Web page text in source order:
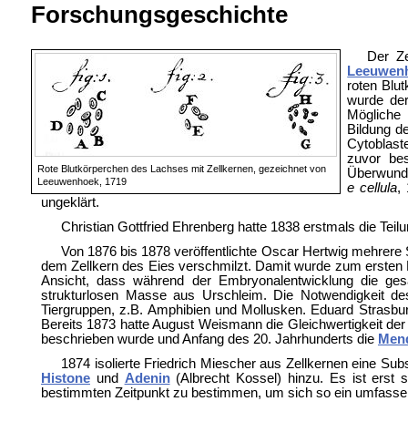
Forschungsgeschichte
Rote Blutkörperchen des Lachses mit Zellkernen, gezeichnet von
Leeuwenhoek, 1719
Der
roten
wurde
Bildung
zuvor
e cellula,
ungeklärt.
Christian Gottfried Ehrenberg hatte 1838 erstmals die
Von 1876 bis 1878 veröffentlichte Oscar Hertwig mehrere
dem Zellkern des Eies verschmilzt. Damit wurde zum
Ansicht, dass während der Embryonalentwicklung die
strukturlosen Masse aus Urschleim. Die Notwendigkeit
Tiergruppen, z.B. Amphibien und Mollusken. Eduard
Bereits 1873 hatteAugust Weismann die Gleichwertigkeit
beschrieben wurde und Anfang des 20. Jahrhunderts die
1874 isolierte Friedrich Miescher aus Zellkernen eine
Histoneund Adenin(Albrecht Kossel) hinzu. Es ist erst
bestimmten Zeitpunkt zu bestimmen, um sich so ein